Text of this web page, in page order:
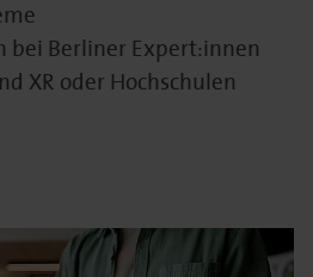
bei Berliner Expert:innen
XR oder Hochschulen